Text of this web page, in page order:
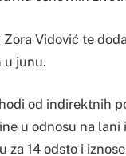
Vidović te
u junu.
od indirektnih
u odnosu na
14 odsto i